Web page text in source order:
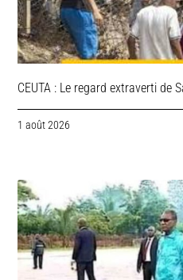
CEUTA : Le regard extraverti de
1 août 2026